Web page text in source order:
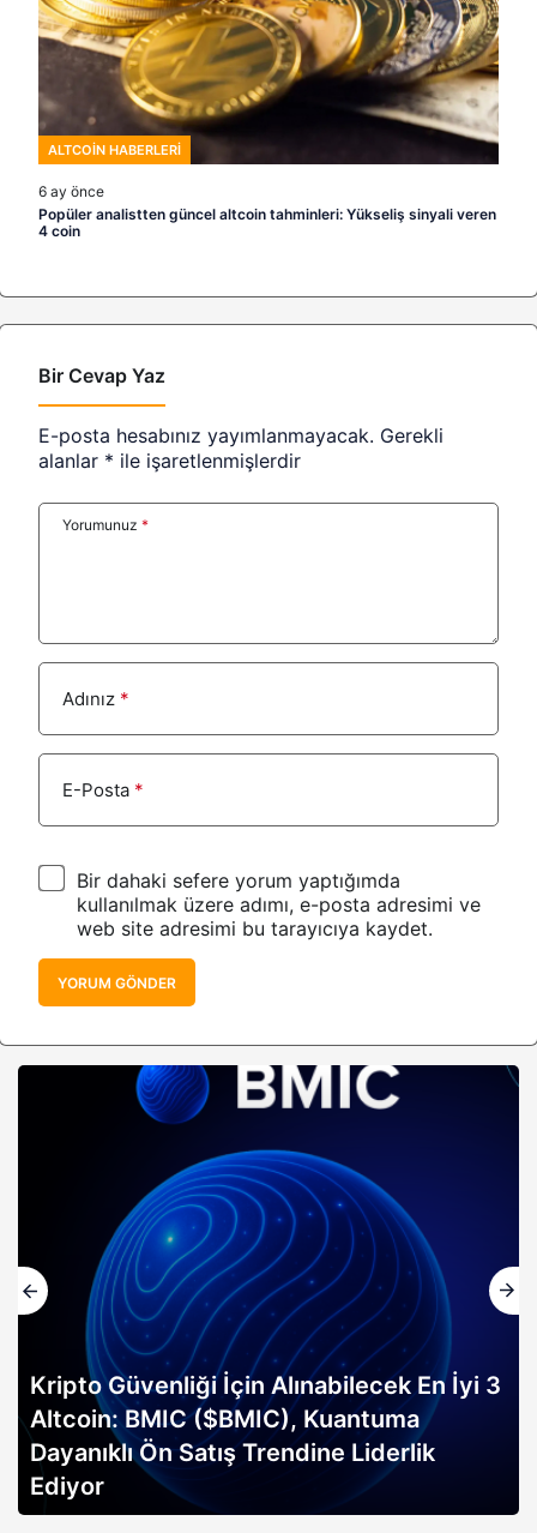
ALTCOIN HABERLERI
6 ay önce
Popüler analistten güncel altcoin tahminleri: Yükseliş sinyali veren
4 coin
Bir Cevap Yaz
E-posta hesabınız yayımlanmayacak. Gerekli
alanlar * ile işaretlenmişlerdir
Yorumunuz *
Adınız *
E-Posta *
Bir dahaki sefere yorum yaptığımda
kullanılmak üzere adımı, e-posta adresimi ve
web site adresimi bu tarayıcıya kaydet.
YORUM GÖNDER
Kripto Güvenliği İçin Alınabilecek En İyi 3
Altcoin: BMIC ($BMIC), Kuantuma
Dayanıklı Ön Satış Trendine Liderlik
Ediyor